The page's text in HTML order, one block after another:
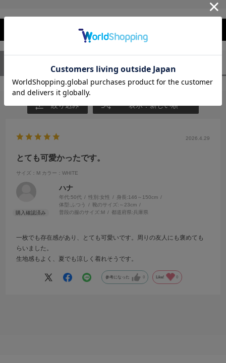
レビューを閉じる
絞り込み 表示：新しい順
2026.4.29
とても可愛かったです。
サイズ：M カラー：WHITE
ハナ
年代:50代 性別:女性 身長:146～150cm
体型: ふつう 靴のサイズ: ～23cm
普段の服のサイズ:M 都道府県: 兵庫県
一枚でも存在感があり、とても可愛いです。周りの友人にも褒めても
らいました。
生地感もよく、夏でも涼しく着れそうです。
参考になった 0 Like! 0